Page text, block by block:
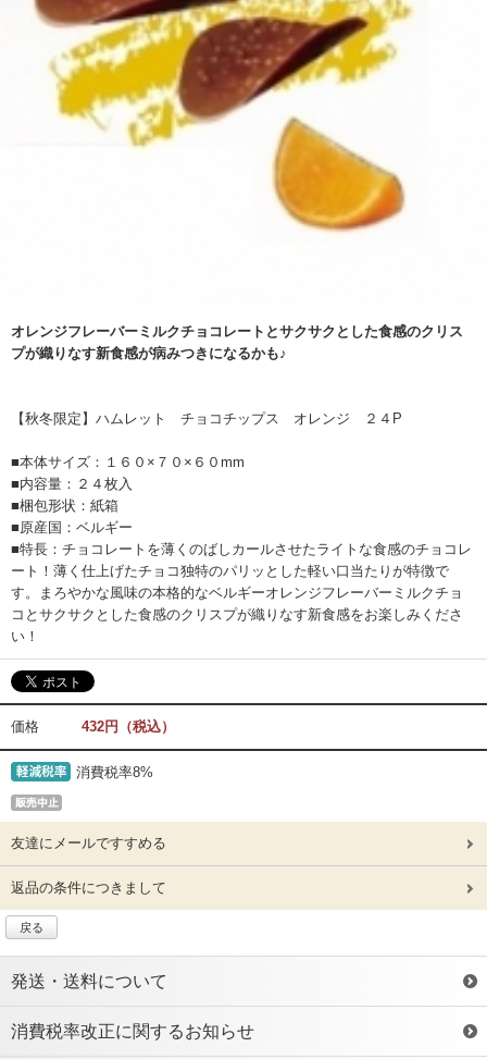
オレンジフレーバーミルクチョコレートとサクサクとした食感のクリス
プが織りなす新食感が病みつきになるかも♪
【秋冬限定】ハムレット チョコチップス オレンジ ２４P
■本体サイズ：１６０×７０×６０mm
■内容量：２４枚入
■梱包形状：紙箱
■原産国：ベルギー
■特長：チョコレートを薄くのばしカールさせたライトな食感のチョコレ
ート！薄く仕上げたチョコ独特のパリッとした軽い口当たりが特徴で
す。まろやかな風味の本格的なベルギーオレンジフレーバーミルクチョ
コとサクサクとした食感のクリスプが織りなす新食感をお楽しみくださ
い！
価格 432円（税込）
消費税率8%
友達にメールですすめる
返品の条件につきまして
戻る
発送・送料について
消費税率改正に関するお知らせ